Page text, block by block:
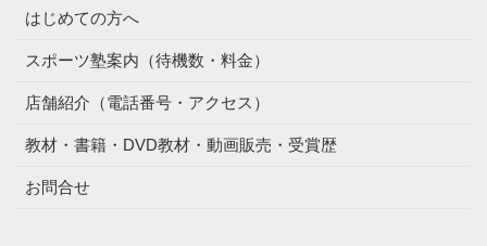
はじめての方へ
スポーツ塾案内（待機数・料金）
店舗紹介（電話番号・アクセス）
教材・書籍・DVD教材・動画販売・受賞歴
お問合せ